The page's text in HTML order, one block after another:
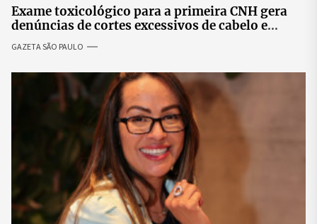
Exame toxicológico para a primeira CNH gera
denúncias de cortes excessivos de cabelo e
revolta entre candidatas
GAZETA SÃO PAULO